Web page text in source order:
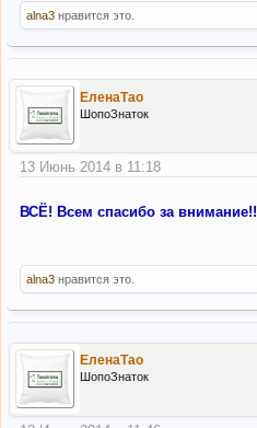
alna3 нравится это.
ЕленаТао
ШопоЗнаток
13 Июнь 2014 в 11:18
ВСЁ! Всем спасибо за внимание!!
alna3 нравится это.
ЕленаТао
ШопоЗнаток